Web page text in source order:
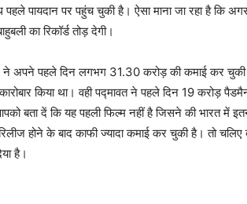
पायदान पर पहुंच चुकी है। ऐसा माना जा रहा है कि
का रिकॉर्ड तोड़ देगी।
ने अपने पहले दिन लगभग 31.30 करोड़ की कमाई कर चुकी
किया था। वही पद्मावत ने पहले दिन 19 करोड़
बता दें कि यह पहली फिल्म नहीं है जिसने की भारत में
होने के बाद काफी ज्यादा कमाई कर चुकी है। तो चलिए
है।